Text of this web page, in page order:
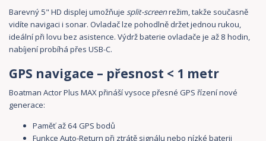
Barevný 5" HD displej umožňuje split-screenrežim, takže současně
vidíte navigaci i sonar. Ovladač lze pohodlně držet jednou rukou,
ideální při lovu bez asistence. Výdrž baterie ovladače je až 8 hodin,
nabíjení probíhá přes USB-C.
GPS navigace – přesnost < 1 metr
Boatman Actor Plus MAX přináší vysoce přesné GPS řízení nové
generace:
Paměť až 64 GPS bodů
Funkce Auto-Return při ztrátě signálu nebo nízké baterii